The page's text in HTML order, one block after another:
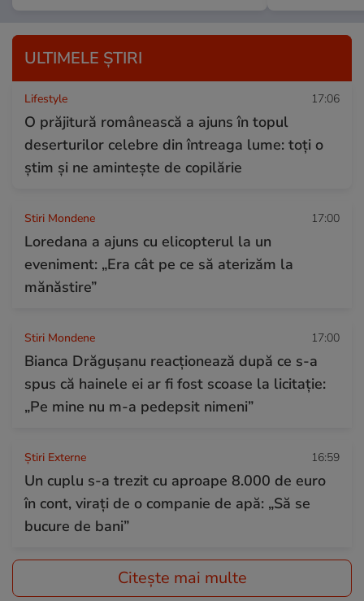
ULTIMELE ȘTIRI
Lifestyle 17:06
O prăjitură românească a ajuns în topul
deserturilor celebre din întreaga lume: toți o
știm și ne amintește de copilărie
Stiri Mondene 17:00
Loredana a ajuns cu elicopterul la un
eveniment: „Era cât pe ce să aterizăm la
mănăstire”
Stiri Mondene 17:00
Bianca Drăgușanu reacționează după ce s-a
spus că hainele ei ar fi fost scoase la licitație:
„Pe mine nu m-a pedepsit nimeni”
Știri Externe 16:59
Un cuplu s-a trezit cu aproape 8.000 de euro
în cont, virați de o companie de apă: „Să se
bucure de bani”
Citește mai multe